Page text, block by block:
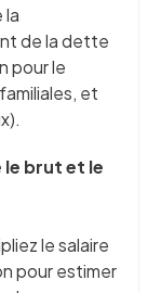
la
de la dette
pour le
et
brut et le
le salaire
pour estimer